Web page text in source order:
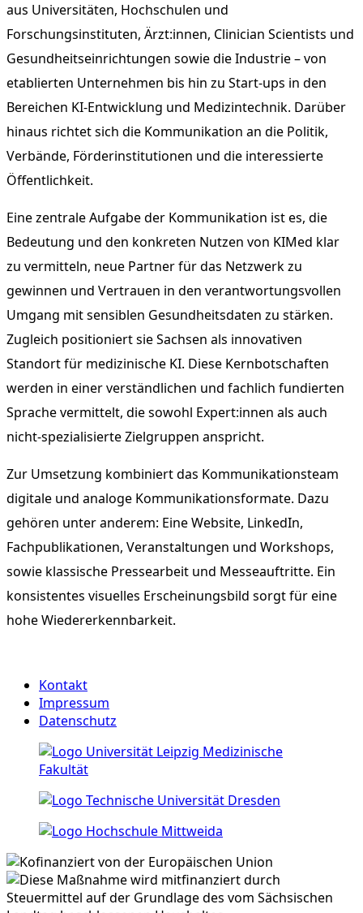
aus Universitäten, Hochschulen und
Forschungsinstituten, Ärzt:innen, Clinician Scientists und
Gesundheitseinrichtungen sowie die Industrie – von
etablierten Unternehmen bis hin zu Start-ups in den
Bereichen KI-Entwicklung und Medizintechnik. Darüber
hinaus richtet sich die Kommunikation an die Politik,
Verbände, Förderinstitutionen und die interessierte
Öffentlichkeit.
Eine zentrale Aufgabe der Kommunikation ist es, die
Bedeutung und den konkreten Nutzen von KIMed klar
zu vermitteln, neue Partner für das Netzwerk zu
gewinnen und Vertrauen in den verantwortungsvollen
Umgang mit sensiblen Gesundheitsdaten zu stärken.
Zugleich positioniert sie Sachsen als innovativen
Standort für medizinische KI. Diese Kernbotschaften
werden in einer verständlichen und fachlich fundierten
Sprache vermittelt, die sowohl Expert:innen als auch
nicht-spezialisierte Zielgruppen anspricht.
Zur Umsetzung kombiniert das Kommunikationsteam
digitale und analoge Kommunikationsformate. Dazu
gehören unter anderem: Eine Website, LinkedIn,
Fachpublikationen, Veranstaltungen und Workshops,
sowie klassische Pressearbeit und Messeauftritte. Ein
konsistentes visuelles Erscheinungsbild sorgt für eine
hohe Wiedererkennbarkeit.
Kontakt
Impressum
Datenschutz